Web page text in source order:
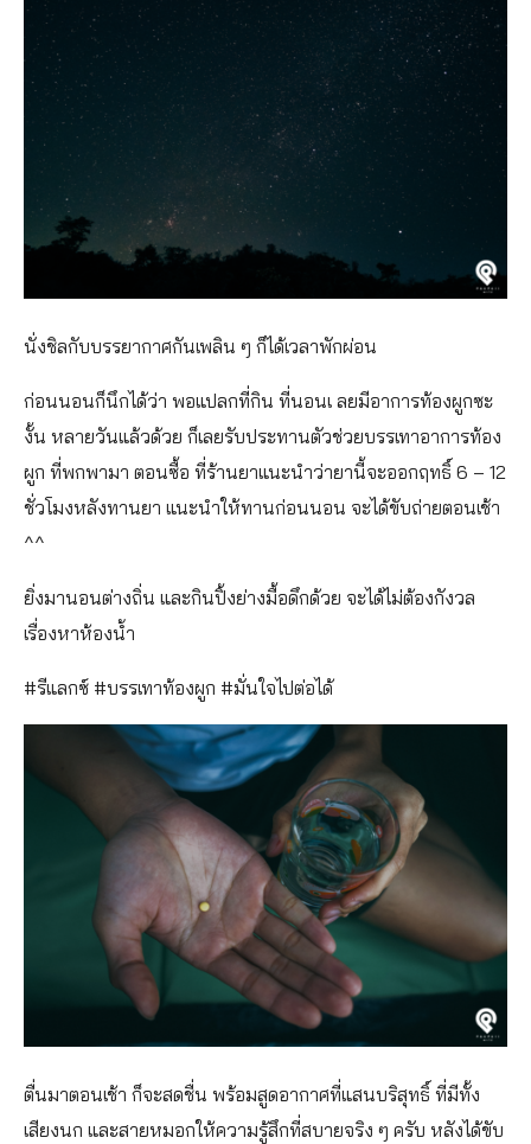
นั่งชิลกับบรรยากาศกันเพลิน ๆ ก็ได้เวลาพักผ่อน
ก่อนนอนก็นึกได้ว่า พอแปลกที่กิน ที่นอนเ ลยมีอาการท้องผูกซะ
งั้น หลายวันแล้วด้วย ก็เลยรับประทานตัวช่วยบรรเทาอาการท้อง
ผูก ที่พกพามา ตอนซื้อ ที่ร้านยาแนะนำว่ายานี้จะออกฤทธิ์ 6 – 12
ชั่วโมงหลังทานยา แนะนำให้ทานก่อนนอน จะได้ขับถ่ายตอนเช้า
^^
ยิ่งมานอนต่างถิ่น และกินปิ้งย่างมื้อดึกด้วย จะได้ไม่ต้องกังวล
เรื่องหาห้องน้ำ
#รีแลกซ์ #บรรเทาท้องผูก #มั่นใจไปต่อได้
ตื่นมาตอนเช้า ก็จะสดชื่น พร้อมสูดอากาศที่แสนบริสุทธิ์ ที่มีทั้ง
เสียงนก และสายหมอกให้ความรู้สึกที่สบายจริง ๆ ครับ หลังได้ขับ